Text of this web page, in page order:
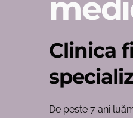
Clinica
De peste 7 ani